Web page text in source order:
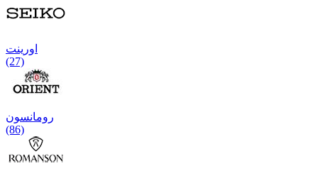
اورینت
(27)
رومانسون
(86)